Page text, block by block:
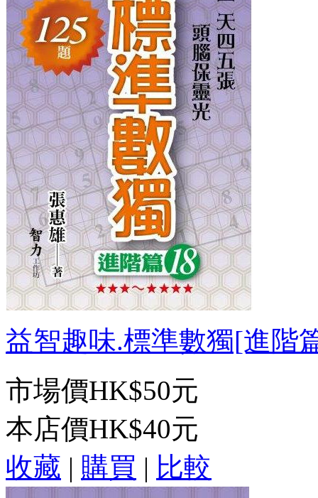
益智趣味.標準數獨[進階
市場價HK$50元
本店價HK$40元
收藏 | 購買 | 比較